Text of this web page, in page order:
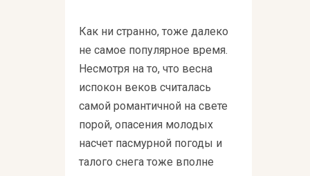
Как ни странно, тоже далеко
не самое популярное время.
Несмотря на то, что весна
испокон веков считалась
самой романтичной на свете
порой, опасения молодых
насчет пасмурной погоды и
талого снега тоже вполне